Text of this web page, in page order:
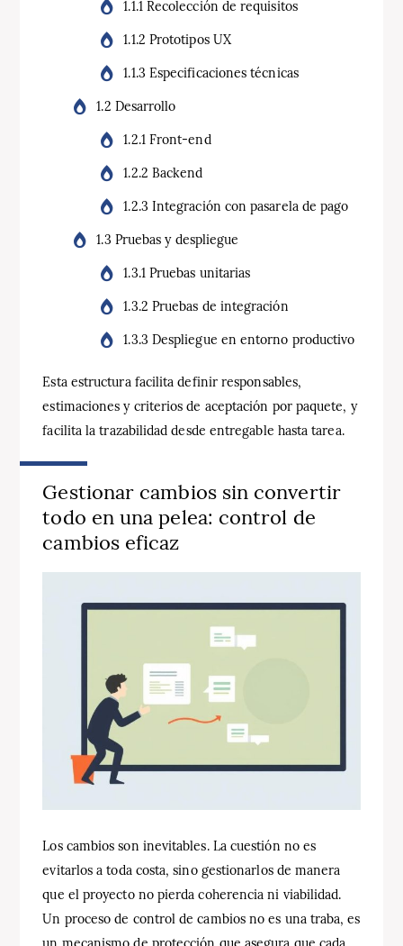
1.1.1 Recolección de requisitos
1.1.2 Prototipos UX
1.1.3 Especificaciones técnicas
1.2 Desarrollo
1.2.1 Front-end
1.2.2 Backend
1.2.3 Integración con pasarela de pago
1.3 Pruebas y despliegue
1.3.1 Pruebas unitarias
1.3.2 Pruebas de integración
1.3.3 Despliegue en entorno productivo
Esta estructura facilita definir responsables,
estimaciones y criterios de aceptación por paquete, y
facilita la trazabilidad desde entregable hasta tarea.
Gestionar cambios sin convertir
todo en una pelea: control de
cambios eficaz
Los cambios son inevitables. La cuestión no es
evitarlos a toda costa, sino gestionarlos de manera
que el proyecto no pierda coherencia ni viabilidad.
Un proceso de control de cambios no es una traba, es